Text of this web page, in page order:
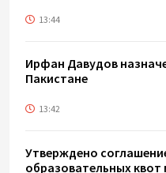
13:44
Ирфан Давудов
Пакистане
13:42
Утверждено
образовательных